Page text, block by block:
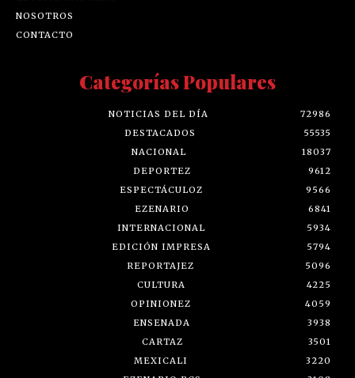
NOSOTROS
CONTACTO
Categorías Populares
NOTICIAS DEL DÍA
72986
DESTACADOS
55535
NACIONAL
18037
DEPORTEZ
9612
ESPECTÁCULOZ
9566
EZENARIO
6841
INTERNACIONAL
5934
EDICIÓN IMPRESA
5794
REPORTAJEZ
5096
CULTURA
4225
OPINIONEZ
4059
ENSENADA
3938
CARTAZ
3501
MEXICALI
3220